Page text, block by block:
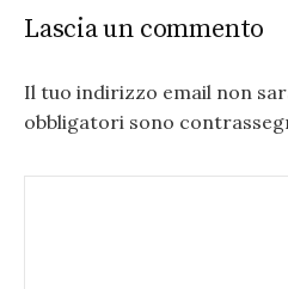
Lascia un commento
Il tuo indirizzo email non
obbligatori sono